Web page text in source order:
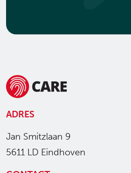
ADRES
Jan Smitzlaan 9
5611 LD Eindhoven